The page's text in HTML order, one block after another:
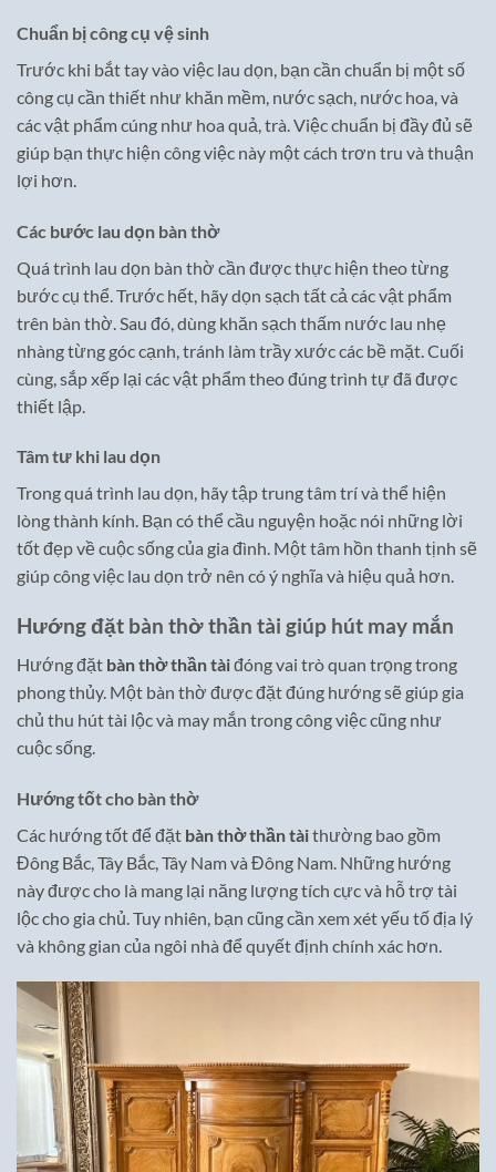
Chuẩn bị công cụ vệ sinh
Trước khi bắt tay vào việc lau dọn, bạn cần chuẩn bị một số
công cụ cần thiết như khăn mềm, nước sạch, nước hoa, và
các vật phẩm cúng như hoa quả, trà. Việc chuẩn bị đầy đủ sẽ
giúp bạn thực hiện công việc này một cách trơn tru và thuận
lợi hơn.
Các bước lau dọn bàn thờ
Quá trình lau dọn bàn thờ cần được thực hiện theo từng
bước cụ thể. Trước hết, hãy dọn sạch tất cả các vật phẩm
trên bàn thờ. Sau đó, dùng khăn sạch thấm nước lau nhẹ
nhàng từng góc cạnh, tránh làm trầy xước các bề mặt. Cuối
cùng, sắp xếp lại các vật phẩm theo đúng trình tự đã được
thiết lập.
Tâm tư khi lau dọn
Trong quá trình lau dọn, hãy tập trung tâm trí và thể hiện
lòng thành kính. Bạn có thể cầu nguyện hoặc nói những lời
tốt đẹp về cuộc sống của gia đình. Một tâm hồn thanh tịnh sẽ
giúp công việc lau dọn trở nên có ý nghĩa và hiệu quả hơn.
Hướng đặt bàn thờ thần tài giúp hút may mắn
Hướng đặt bàn thờ thần tàiđóng vai trò quan trọng trong
phong thủy. Một bàn thờ được đặt đúng hướng sẽ giúp gia
chủ thu hút tài lộc và may mắn trong công việc cũng như
cuộc sống.
Hướng tốt cho bàn thờ
Các hướng tốt để đặt bàn thờ thần tàithường bao gồm
Đông Bắc, Tây Bắc, Tây Nam và Đông Nam. Những hướng
này được cho là mang lại năng lượng tích cực và hỗ trợ tài
lộc cho gia chủ. Tuy nhiên, bạn cũng cần xem xét yếu tố địa lý
và không gian của ngôi nhà để quyết định chính xác hơn.